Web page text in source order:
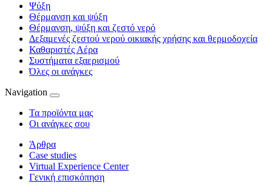
Ψύξη
Θέρμανση και ψύξη
Θέρμανση, ψύξη και ζεστό νερό
Δεξαμενές ζεστού νερού οικιακής χρήσης και θερμοδοχεία
Καθαριστές Αέρα
Συστήματα εξαερισμού
Όλες οι ανάγκες
Navigation
Τα προϊόντα μας
Οι ανάγκες σου
Άρθρα
Case studies
Virtual Experience Center
Γενική επισκόπηση